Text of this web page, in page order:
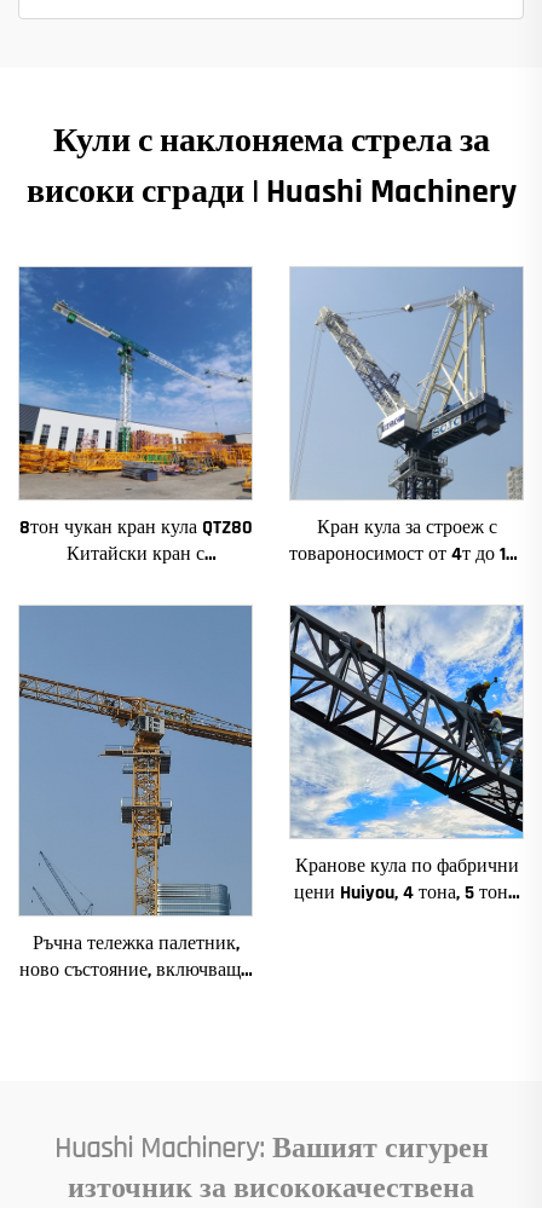
Кули с наклоняема стрела за
високи сгради | Huashi Machinery
8тон чукан кран кула QTZ80
Китайски кран с
Кран кула за строеж с
товароносимост от 4т до 12т
зъбно колело, мотор, лагер,
основни компоненти
Ръчна тележка палетник,
ново състояние, включващи
Кранове кула по фабрични
цени Huiyou, 4 тона, 5 тона,
Huashi Machinery: Вашият сигурен
източник за висококачествена